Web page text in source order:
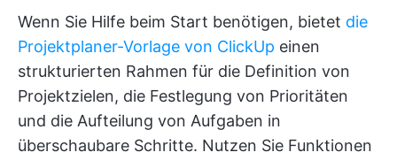
Wenn Sie Hilfe beim Start benötigen, bietet die
Projektplaner-Vorlage von ClickUp einen
strukturierten Rahmen für die Definition von
Projektzielen, die Festlegung von Prioritäten
und die Aufteilung von Aufgaben in
überschaubare Schritte. Nutzen Sie Funktionen